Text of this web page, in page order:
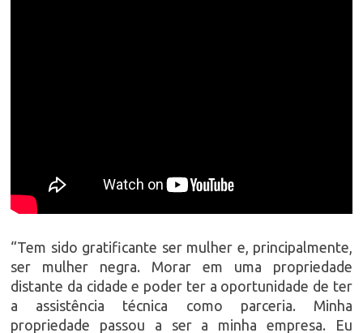
“Tem sido gratificante ser mulher e, principalmente,
ser mulher negra. Morar em uma propriedade
distante da cidade e poder ter a oportunidade de ter
a assistência técnica como parceria. Minha
propriedade passou a ser a minha empresa. Eu